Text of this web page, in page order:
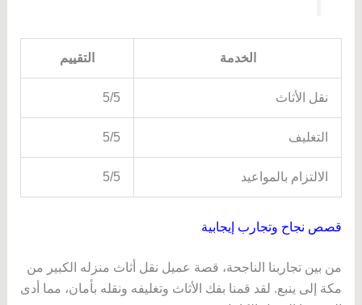
الخدمة التقييم
نقل الأثاث 5/5
التغليف 5/5
الالتزام بالمواعيد 5/5
قصص نجاح وتجارب إيجابية
من بين تجاربنا الناجحة، قصة عميل نقل أثاث منزله الكبير من
مكة إلى ينبع. لقد قمنا بفك الأثاث وتغليفه ونقله بأمان، مما أدى